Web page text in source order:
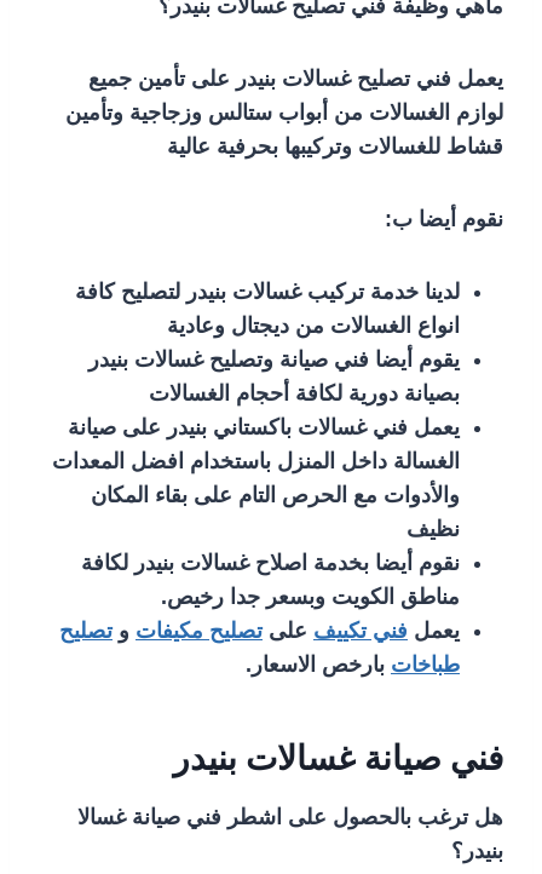
ماهي وظيفة فني تصليح غسالات بنيدر؟
يعمل فني تصليح غسالات بنيدر على تأمين جميع
لوازم الغسالات من أبواب ستالس وزجاجية وتأمين
قشاط للغسالات وتركيبها بحرفية عالية
نقوم أيضا ب:
لدينا خدمة تركيب غسالات بنيدر لتصليح كافة
انواع الغسالات من ديجتال وعادية
يقوم أيضا فني صيانة وتصليح غسالات بنيدر
بصيانة دورية لكافة أحجام الغسالات
يعمل فني غسالات باكستاني بنيدر على صيانة
الغسالة داخل المنزل باستخدام افضل المعدات
والأدوات مع الحرص التام على بقاء المكان
نظيف
نقوم أيضا بخدمة اصلاح غسالات بنيدر لكافة
مناطق الكويت وبسعر جدا رخيص.
يعمل فني تكييف علىتصليح مكيفات وتصليح
طباخات بارخص الاسعار.
فني صيانة غسالات بنيدر
هل ترغب بالحصول على اشطر فني صيانة غسالا
بنيدر؟